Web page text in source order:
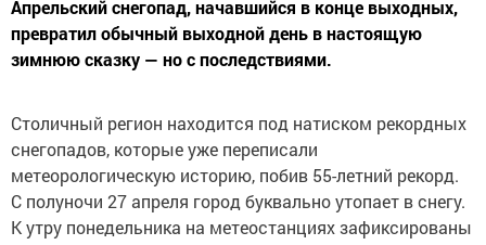
Апрельский снегопад, начавшийся в конце выходных,
превратил обычный выходной день в настоящую
зимнюю сказку — но с последствиями.
Столичный регион находится под натиском рекордных
снегопадов, которые уже переписали
метеорологическую историю, побив 55-летний рекорд.
С полуночи 27 апреля город буквально утопает в снегу.
К утру понедельника на метеостанциях зафиксированы